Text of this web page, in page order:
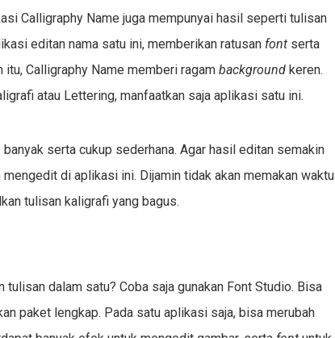
Calligraphy Name juga mempunyai hasil seperti tulisan
editan nama satu ini, memberikan ratusan fontserta
Calligraphy Name memberi ragam backgroundkeren.
atau Lettering, manfaatkan saja aplikasi satu ini.
serta cukup sederhana. Agar hasil editan semakin
mengedit di aplikasi ini. Dijamin tidak akan memakan waktu
tulisan kaligrafi yang bagus.
tulisan dalam satu? Coba saja gunakan Font Studio. Bisa
paket lengkap. Pada satu aplikasi saja, bisa merubah